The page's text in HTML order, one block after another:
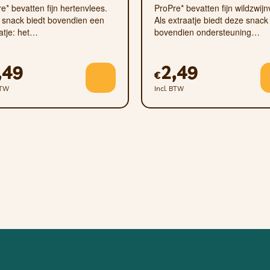
zo snel mogelijk na opening.
een zuurstofabsorber die niet bedoeld is voor
die u geeft, van de dagelijkse hoeveelheid voedsel
bevatten fijn hertenvlees.
biedt bovendien een
het…
ProPre* bevatten fijn
Als extraatje biedt deze snack
bovendien ondersteuning…
€2,49
Incl. BTW